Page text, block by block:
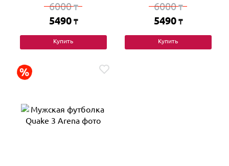
6000₸
5490 ₸
Купить
6000₸
5490 ₸
Купить